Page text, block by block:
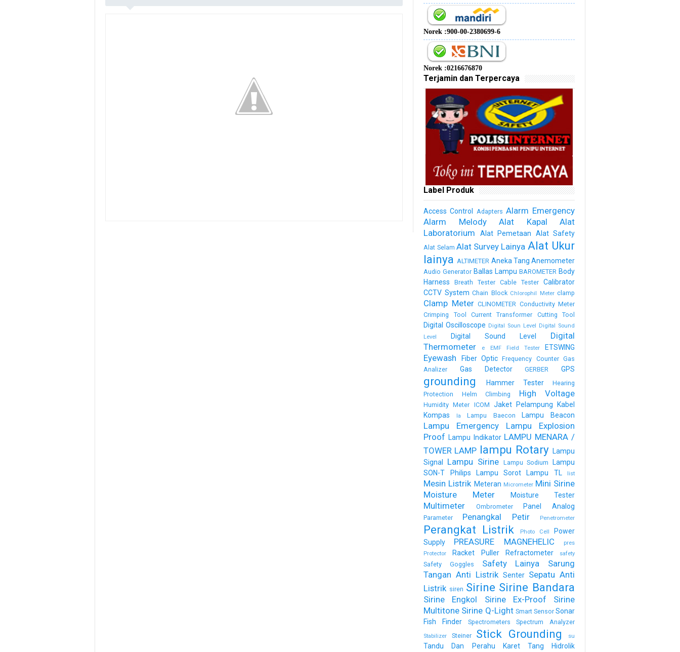
Norek :900-00-2380699-6
Norek :0216676870
Terjamin dan Terpercaya
Label Produk
Access Control Adapters Alarm Emergency
Alarm Melody
Alat Kapal
Alat
Laboratorium
Alat Pemetaan Alat Safety
Alat Selam Alat Survey Lainya Alat Ukur
lainya ALTIMETER Aneka Tang Anemometer
Audio Generator Ballas Lampu BAROMETER Body
Harness
Breath Tester Cable Tester
Calibrator
CCTV System Chain Block Chlorophil Meter clamp
Clamp Meter CLINOMETER Conductivity Meter
Crimping Tool
Current Transformer Cutting Tool
Digital Oscilloscope Digital Soun Level
Digital Sound
Level
Digital Sound Level
Digital
Thermometer
e EMF Field Tester ETSWING
Eyewash Fiber Optic Frequency Counter Gas
Analizer
Gas Detector GERBER GPS
grounding Hammer Tester
Hearing
Protection
Helm Climbing High Voltage
Humidity Meter ICOM Jaket Pelampung
Kabel
Kompas
la Lampu Baecon Lampu Beacon
Lampu Emergency
Lampu Explosion
Proof Lampu Indikator LAMPU MENARA /
TOWER LAMP lampu Rotary Lampu
Signal
Lampu Sirine Lampu Sodium
Lampu
SON-T Philips
Lampu Sorot Lampu TL list
Mesin Listrik Meteran Micrometer Mini Sirine
Moisture Meter
Moisture Tester
Multimeter Ombrometer Panel Analog
Parameter Penangkal Petir Penetrometer
Perangkat Listrik Photo Cell
Power
Supply
PREASURE MAGNEHELIC
pres
Protector
Racket Puller Refractometer safety
Safety Goggles Safety Lainya
Sarung
Tangan Anti Listrik Senter Sepatu Anti
Listrik siren Sirine Sirine Bandara
Sirine Engkol Sirine Ex-Proof
Sirine
Multitone Sirine Q-Light Smart Sensor Sonar
Fish Finder
Spectrometers Spectrum Analyzer
Stabilizer Steiner Stick Grounding su
Tandu Dan Perahu Karet Tang Hidrolik